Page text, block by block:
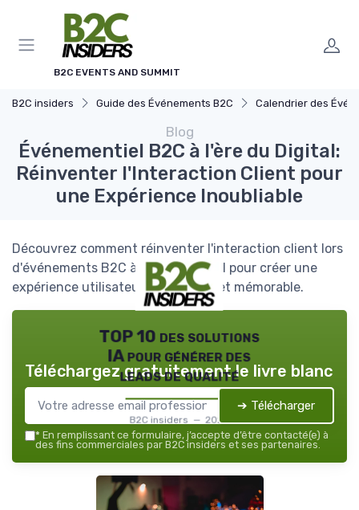
B2C EVENTS AND SUMMIT
B2C insiders Guide des Événements B2C Calendrier des Événements
Blog
Événementiel B2C à l'ère du Digital:
Réinventer l'Interaction Client pour
une Expérience Inoubliable
Découvrez comment réinventer l'interaction client lors
d'événements B2C à l'ère du digital pour créer une
expérience utilisateur marquante et mémorable.
TOP 10 des solutions
IA pour générer des
leads de qualité
B2C insiders — 2026
Téléchargez gratuitement le livre blanc
➔ Télécharger
* En remplissant ce formulaire, j’accepte d’être contacté(e) à
des fins commerciales par B2C insiders et ses partenaires.
Panneau de gestion des cookies